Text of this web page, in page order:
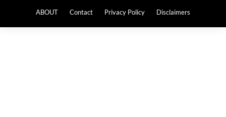
ABOUT Contact Privacy Policy Disclaimers